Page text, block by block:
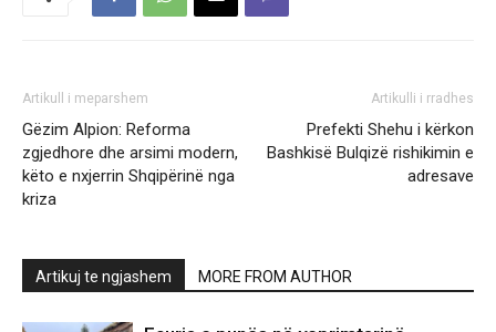
Artikull i meparshem
Gëzim Alpion: Reforma
zgjedhore dhe arsimi modern,
këto e nxjerrin Shqipërinë nga
kriza
Artikulli i rradhes
Prefekti Shehu i kërkon
Bashkisë Bulqizë rishikimin e
adresave
Artikuj te ngjashem MORE FROM AUTHOR